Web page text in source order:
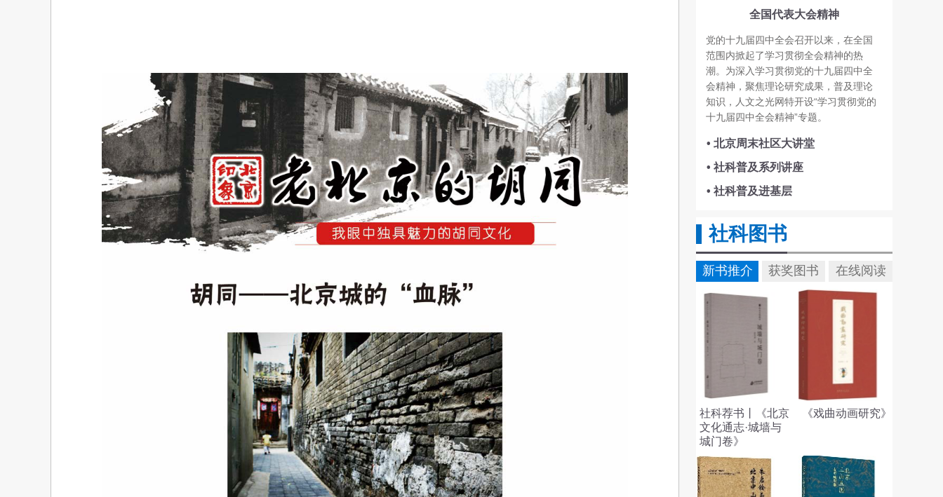
全国代表大会精神
党的十九届四中全会召开以来，在全国
范围内掀起了学习贯彻全会精神的热
潮。为深入学习贯彻党的十九届四中全
会精神，聚焦理论研究成果，普及理论
知识，人文之光网特开设“学习贯彻党的
十九届四中全会精神”专题。
• 北京周末社区大讲堂
• 社科普及系列讲座
• 社科普及进基层
社科图书
新书推介 获奖图书 在线阅读
社科荐书丨《北京
文化通志·城墙与
城门卷》
《戏曲动画研究》